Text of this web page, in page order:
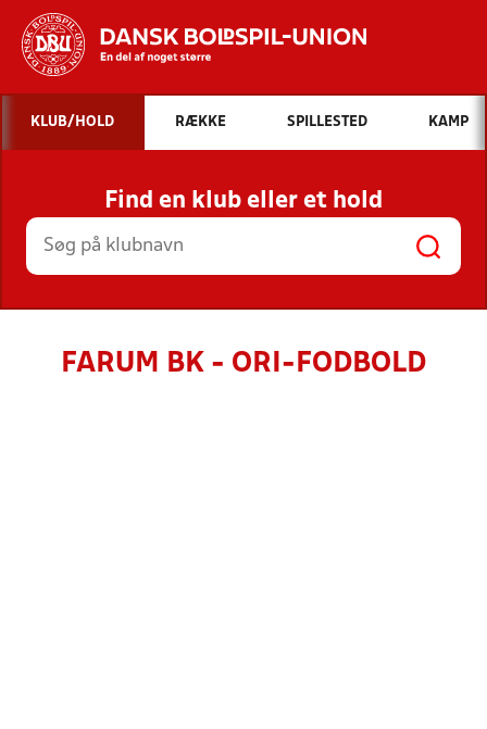
Hvad vil du søge efter?
INDHOLD OG NYHEDER
STILLINGER, RESULTATER, KLUBBER OG
HOLD
KLUB/HOLD RÆKKE SPILLESTED KAMP
Find en klub eller et hold
FARUM BK - ORI-FODBOLD